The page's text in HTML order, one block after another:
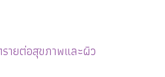
ายต่อสุขภาพและผิว